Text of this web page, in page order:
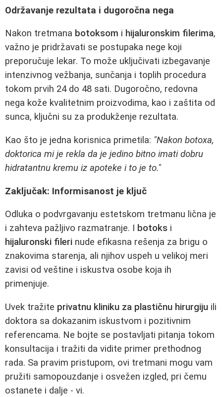
Održavanje rezultata i dugoročna nega
Nakon tretmana botoksom i hijaluronskim filerima,
važno je pridržavati se postupaka nege koji
preporučuje lekar. To može uključivati izbegavanje
intenzivnog vežbanja, sunčanja i toplih procedura
tokom prvih 24 do 48 sati. Dugoročno, redovna
nega kože kvalitetnim proizvodima, kao i zaštita od
sunca, ključni su za produkženje rezultata.
Kao što je jedna korisnica primetila: "Nakon botoxa,
doktorica mi je rekla da je jedino bitno imati dobru
hidratantnu kremu iz apoteke i to je to."
Zaključak: Informisanost je ključ
Odluka o podvrgavanju estetskom tretmanu lična je
i zahteva pažljivo razmatranje. I botoks i
hijaluronski fileri nude efikasna rešenja za brigu o
znakovima starenja, ali njihov uspeh u velikoj meri
zavisi od veštine i iskustva osobe koja ih
primenjuje.
Uvek tražite privatnu kliniku za plastičnu hirurgiju ili
doktora sa dokazanim iskustvom i pozitivnim
referencama. Ne bojte se postavljati pitanja tokom
konsultacija i tražiti da vidite primer prethodnog
rada. Sa pravim pristupom, ovi tretmani mogu vam
pružiti samopouzdanje i osvežen izgled, pri čemu
ostanete i dalje - vi.